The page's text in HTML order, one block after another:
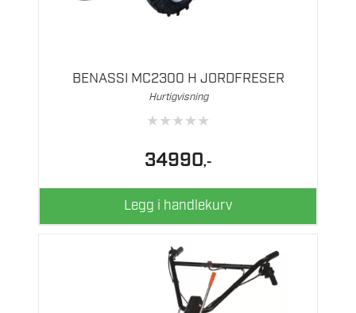
BENASSI MC2300 H JORDFRESER
Hurtigvisning
★★★★★
34990,-
Legg i handlekurv